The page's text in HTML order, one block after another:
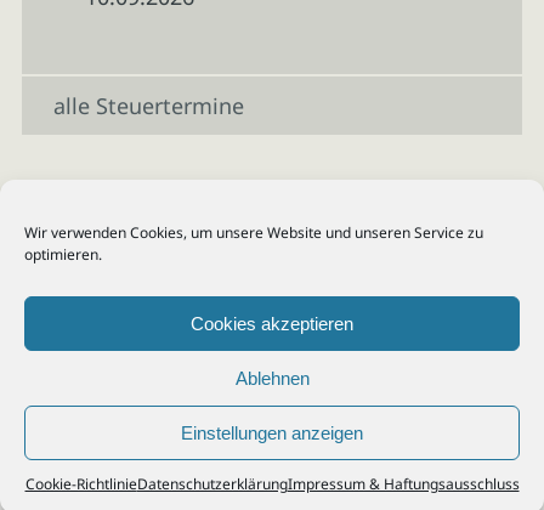
Wir verwenden Cookies, um unsere Website und unseren Service zu
optimieren.
Cookies akzeptieren
Ablehnen
Einstellungen anzeigen
Cookie-RichtlinieDatenschutzerklärungImpressum & Haftungsausschluss
alle Steuertermine
© 2026Steuerberater Kempf, Köln - Steuerberatung Poll, Porz, Deutz, Mülheim,